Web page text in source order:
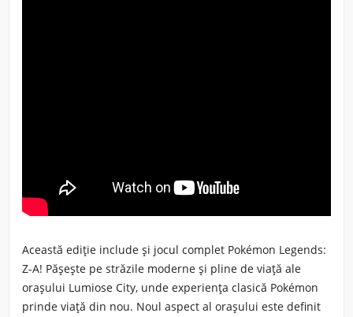
Această ediție include și jocul complet Pokémon Legends:
Z-A! Pășește pe străzile moderne și pline de viață ale
orașului Lumiose City, unde experiența clasică Pokémon
prinde viață din nou. Noul aspect al orașului este definit